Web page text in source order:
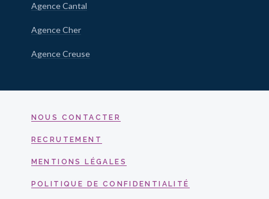
Agence Cantal
Agence Cher
Agence Creuse
NOUS CONTACTER
RECRUTEMENT
MENTIONS LÉGALES
POLITIQUE DE CONFIDENTIALITÉ